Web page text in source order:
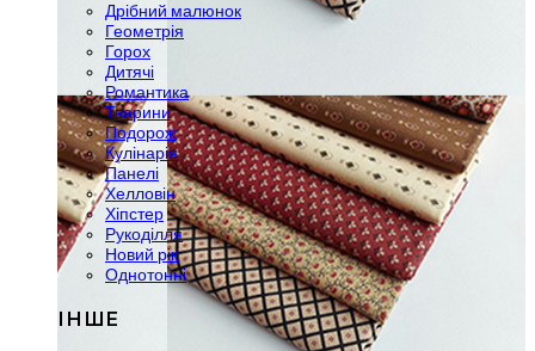
Дрібний малюнок
Геометрія
Горох
Дитячі
Романтика
Тварини
Подорож
Кулінарія
Панелі
Хелловін
Хіпстер
Рукоділля
Новий рік
Однотонні
ІНШЕ